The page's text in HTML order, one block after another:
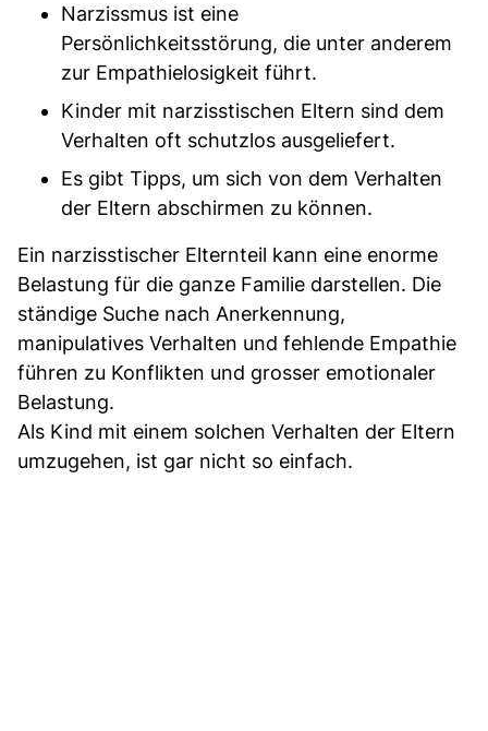
Narzissmus ist eine
Persönlichkeitsstörung, die unter anderem
zur Empathielosigkeit führt.
Kinder mit narzisstischen Eltern sind dem
Verhalten oft schutzlos ausgeliefert.
Es gibt Tipps, um sich von dem Verhalten
der Eltern abschirmen zu können.
Ein narzisstischer Elternteil kann eine enorme
Belastung für die ganze Familie darstellen. Die
ständige Suche nach Anerkennung,
manipulatives Verhalten und fehlende Empathie
führen zu Konflikten und grosser emotionaler
Belastung.
Als Kind mit einem solchen Verhalten der Eltern
umzugehen, ist gar nicht so einfach.